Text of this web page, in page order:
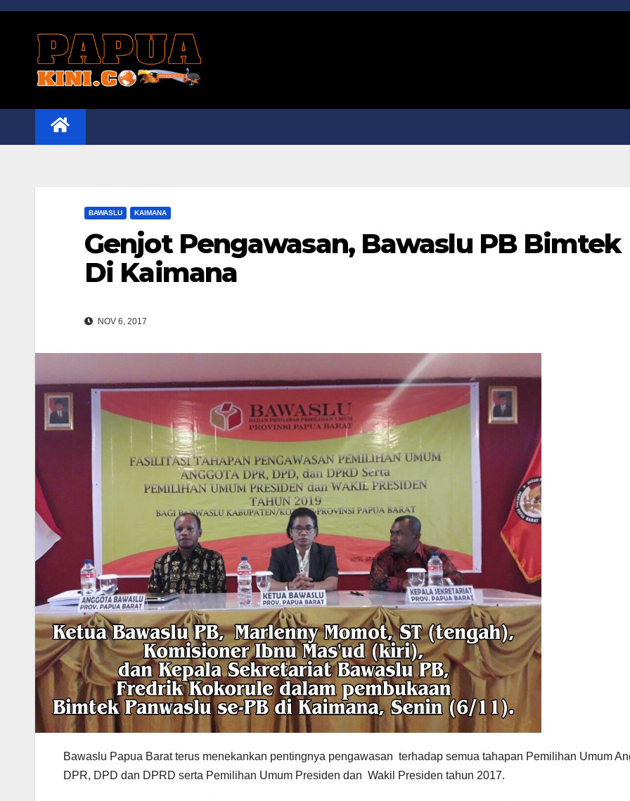
Skip
BAWASLU KAIMANA
Genjot Pengawasan, Bawaslu PB Bimtek
Di Kaimana
NOV 6, 2017
Bawaslu Papua Barat terus menekankan pentingnya pengawasan terhadap semua tahapan Pemilihan Umum
DPR, DPD dan DPRD serta Pemilihan Umum Presiden dan Wakil Presiden tahun 2017.